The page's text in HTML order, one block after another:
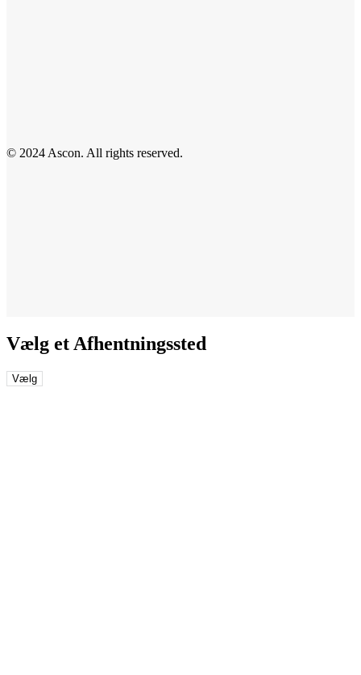
© 2024 Ascon. All rights reserved.
Vælg et Afhentningssted
Vælg